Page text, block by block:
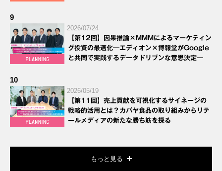
9
2026/07/24
【第12回】因果推論×MMMによるマーケティン
グ投資の最適化―エディオン×博報堂がGoogle
と共同で実践するデータドリブンな意思決定―
10
2026/05/19
【第11回】売上貢献を可視化するサイネージの
戦略的活用とは？カバヤ食品の取り組みからリテ
ールメディアの新たな勝ち筋を探る
もっと見る